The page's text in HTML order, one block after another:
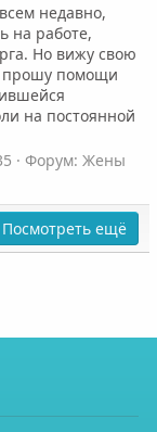
недавно,
на работе,
Но вижу свою
прошу помощи
на постоянной
Форум: Жены
Посмотреть ещё